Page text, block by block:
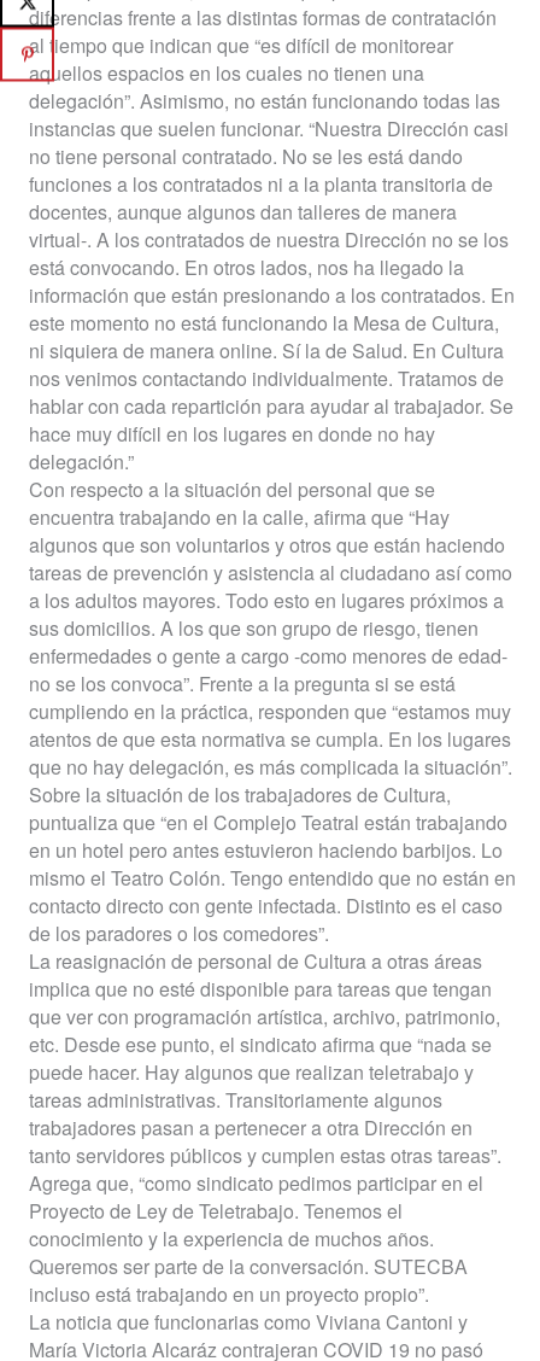
diferencias frente a las distintas formas de contratación
al tiempo que indican que “es difícil de monitorear
aquellos espacios en los cuales no tienen una
delegación”. Asimismo, no están funcionando todas las
instancias que suelen funcionar. “Nuestra Dirección casi
no tiene personal contratado. No se les está dando
funciones a los contratados ni a la planta transitoria de
docentes, aunque algunos dan talleres de manera
virtual-. A los contratados de nuestra Dirección no se los
está convocando. En otros lados, nos ha llegado la
información que están presionando a los contratados. En
este momento no está funcionando la Mesa de Cultura,
ni siquiera de manera online. Sí la de Salud. En Cultura
nos venimos contactando individualmente. Tratamos de
hablar con cada repartición para ayudar al trabajador. Se
hace muy difícil en los lugares en donde no hay
delegación.”
Con respecto a la situación del personal que se
encuentra trabajando en la calle, afirma que “Hay
algunos que son voluntarios y otros que están haciendo
tareas de prevención y asistencia al ciudadano así como
a los adultos mayores. Todo esto en lugares próximos a
sus domicilios. A los que son grupo de riesgo, tienen
enfermedades o gente a cargo -como menores de edad-
no se los convoca”. Frente a la pregunta si se está
cumpliendo en la práctica, responden que “estamos muy
atentos de que esta normativa se cumpla. En los lugares
que no hay delegación, es más complicada la situación”.
Sobre la situación de los trabajadores de Cultura,
puntualiza que “en el Complejo Teatral están trabajando
en un hotel pero antes estuvieron haciendo barbijos. Lo
mismo el Teatro Colón. Tengo entendido que no están en
contacto directo con gente infectada. Distinto es el caso
de los paradores o los comedores”.
La reasignación de personal de Cultura a otras áreas
implica que no esté disponible para tareas que tengan
que ver con programación artística, archivo, patrimonio,
etc. Desde ese punto, el sindicato afirma que “nada se
puede hacer. Hay algunos que realizan teletrabajo y
tareas administrativas. Transitoriamente algunos
trabajadores pasan a pertenecer a otra Dirección en
tanto servidores públicos y cumplen estas otras tareas”.
Agrega que, “como sindicato pedimos participar en el
Proyecto de Ley de Teletrabajo. Tenemos el
conocimiento y la experiencia de muchos años.
Queremos ser parte de la conversación. SUTECBA
incluso está trabajando en un proyecto propio”.
La noticia que funcionarias como Viviana Cantoni y
María Victoria Alcaráz contrajeran COVID 19 no pasó